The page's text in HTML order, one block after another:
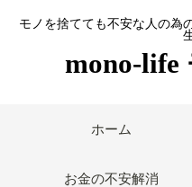
モノを捨てても不安な人の為
mono-life
ホーム
お金の不安解消